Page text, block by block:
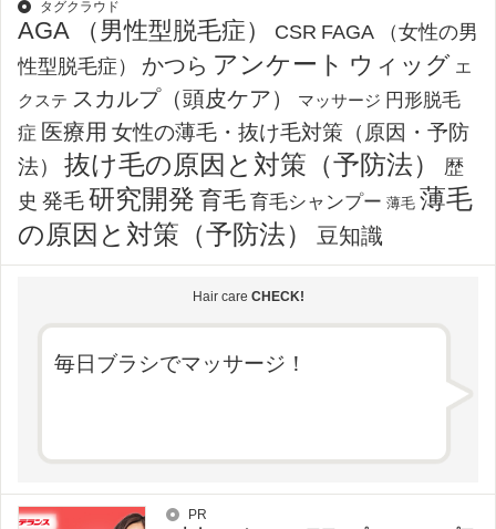
タグクラウド
AGA （男性型脱毛症） CSR FAGA （女性の男
性型脱毛症）
かつら アンケート ウィッグ エ
クステ スカルプ（頭皮ケア） マッサージ 円形脱毛
症 医療用 女性の薄毛・抜け毛対策（原因・予防
法）
抜け毛の原因と対策（予防法）
歴
史 発毛研究開発 育毛 育毛シャンプー 薄毛 薄毛
の原因と対策（予防法）
豆知識
Hair care CHECK!
毎日ブラシでマッサージ！
PR